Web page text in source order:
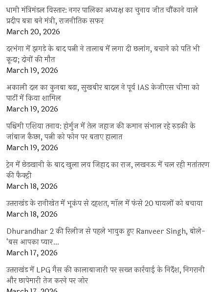
धामी मंत्रिमंडल विस्तार: नगर पालिका अध्यक्ष का चुनाव जीत चौंकाने वाले
प्रदीप बत्रा बने मंत्री, राजनीतिक सफर
March 20, 2026
दरभंगा में झगड़े के बाद पत्नी ने तालाब में लगा दी छलांग, बचाने को पति भी
कूदा; दोनों की मौत
March 19, 2026
अकाली दल का कुनबा बढ़ा, सुखबीर बादल ने पूर्व IAS केजीएस चीमा को
पार्टी में किया शामिल
March 19, 2026
पश्चिमी एशिया तनाव: होर्मुज में तेल जहाज की कमान संभाल रहे रुड़की के
जांबाज कैप्टन, पत्नी को फोन पर बताए हालात
March 19, 2026
ट्रेन में छेड़खानी के बाद खुला लव जिहाद का राज, लखनऊ में चल रही मतांतरण
की फैक्ट्री
March 18, 2026
उत्तराखंड के रानीखेत में भूकंप से दहशत, मॉल में फंसे 20 घायलों को बचाया
March 18, 2026
Dhurandhar 2 की रिलीज से पहले भावुक हुए Ranveer Singh, बोले-
‘बस आपका प्यार…
March 17, 2026
उत्तराखंड में LPG गैस की कालाबाजारी पर सख्त कार्रवाई के निर्देश, निगरानी
और छापेमारी तेज करने पर जोर